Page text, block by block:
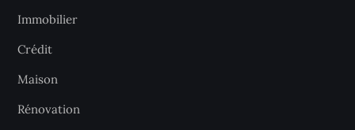
Immobilier
Crédit
Maison
Rénovation